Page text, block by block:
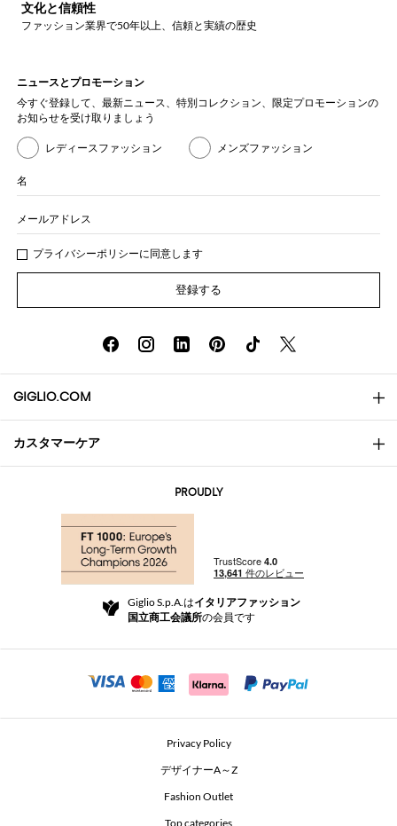
文化と信頼性
ファッション業界で50年以上、信頼と実績の歴史
ニュースとプロモーション
今すぐ登録して、最新ニュース、特別コレクション、限定プロモーションの
お知らせを受け取りましょう
レディースファッション メンズファッション
名
メールアドレス
プライバシーポリシーに同意します
登録する
GIGLIO.COM
会社概要
Community Store
Beauty Seekers VIP Club
カスタマーケア
返品と返金
For a safe shopping experience
Security Communication
PROUDLY
Giglio S.p.A.はイタリアファッション
国立商工会議所の会員です
Privacy Policy
デザイナーA～Z
Fashion Outlet
Top categories